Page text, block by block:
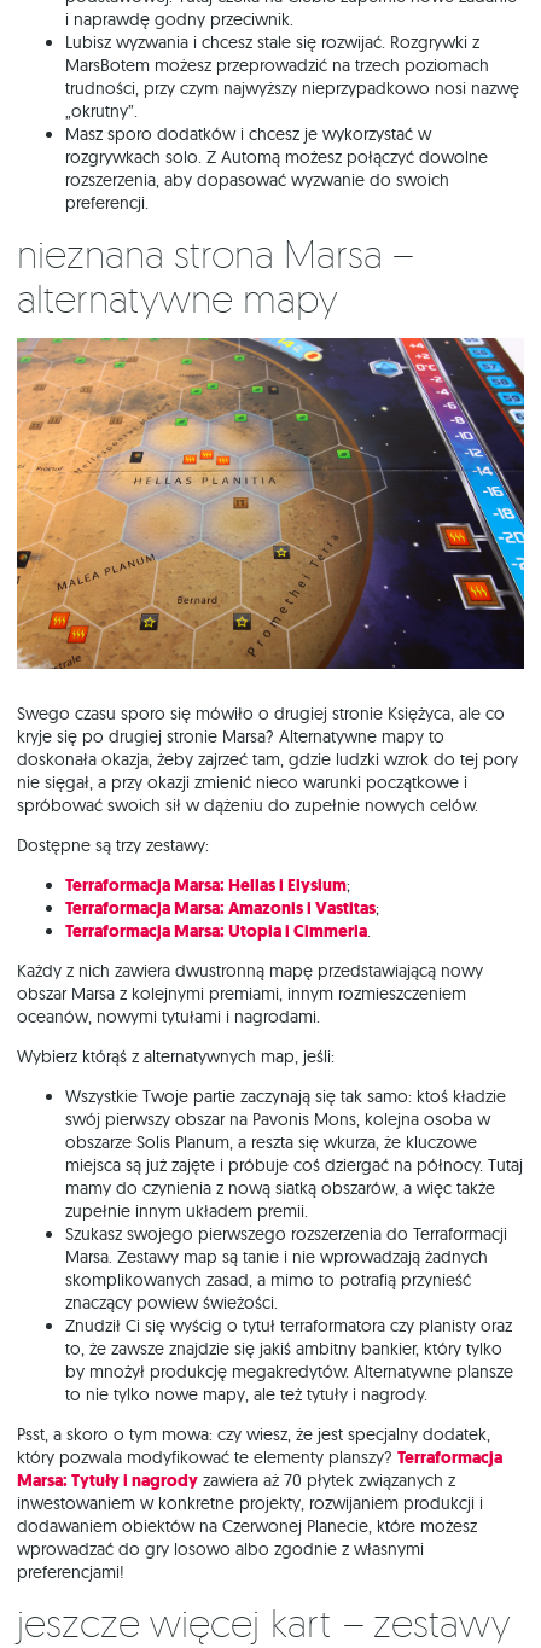
i naprawdę godny przeciwnik.
Lubisz wyzwania i chcesz stale się rozwijać. Rozgrywki z
MarsBotem możesz przeprowadzić na trzech poziomach
trudności, przy czym najwyższy nieprzypadkowo nosi nazwę
„okrutny”.
Masz sporo dodatków i chcesz je wykorzystać w
rozgrywkach solo. Z Automą możesz połączyć dowolne
rozszerzenia, aby dopasować wyzwanie do swoich
preferencji.
Nieznana strona Marsa –
alternatywne mapy
Swego czasu sporo się mówiło o drugiej stronie Księżyca, ale co
kryje się po drugiej stronie Marsa? Alternatywne mapy to
doskonała okazja, żeby zajrzeć tam, gdzie ludzki wzrok do tej pory
nie sięgał, a przy okazji zmienić nieco warunki początkowe i
spróbować swoich sił w dążeniu do zupełnie nowych celów.
Dostępne są trzy zestawy:
Terraformacja Marsa: Hellas i Elysium;
Terraformacja Marsa: Amazonis i Vastitas;
Terraformacja Marsa: Utopia i Cimmeria.
Każdy z nich zawiera dwustronną mapę przedstawiającą nowy
obszar Marsa z kolejnymi premiami, innym rozmieszczeniem
oceanów, nowymi tytułami i nagrodami.
Wybierz którąś z alternatywnych map, jeśli:
Wszystkie Twoje partie zaczynają się tak samo: ktoś kładzie
swój pierwszy obszar na Pavonis Mons, kolejna osoba w
obszarze Solis Planum, a reszta się wkurza, że kluczowe
miejsca są już zajęte i próbuje coś dziergać na północy. Tutaj
mamy do czynienia z nową siatką obszarów, a więc także
zupełnie innym układem premii.
Szukasz swojego pierwszego rozszerzenia do Terraformacji
Marsa. Zestawy map są tanie i nie wprowadzają żadnych
skomplikowanych zasad, a mimo to potrafią przynieść
znaczący powiew świeżości.
Znudził Ci się wyścig o tytuł terraformatora czy planisty oraz
to, że zawsze znajdzie się jakiś ambitny bankier, który tylko
by mnożył produkcję megakredytów. Alternatywne plansze
to nie tylko nowe mapy, ale też tytuły i nagrody.
Psst, a skoro o tym mowa: czy wiesz, że jest specjalny dodatek,
który pozwala modyfikować te elementy planszy? Terraformacja
Marsa: Tytuły i nagrody zawiera aż 70 płytek związanych z
inwestowaniem w konkretne projekty, rozwijaniem produkcji i
dodawaniem obiektów na Czerwonej Planecie, które możesz
wprowadzać do gry losowo albo zgodnie z własnymi
preferencjami!
Jeszcze więcej kart – zestawy